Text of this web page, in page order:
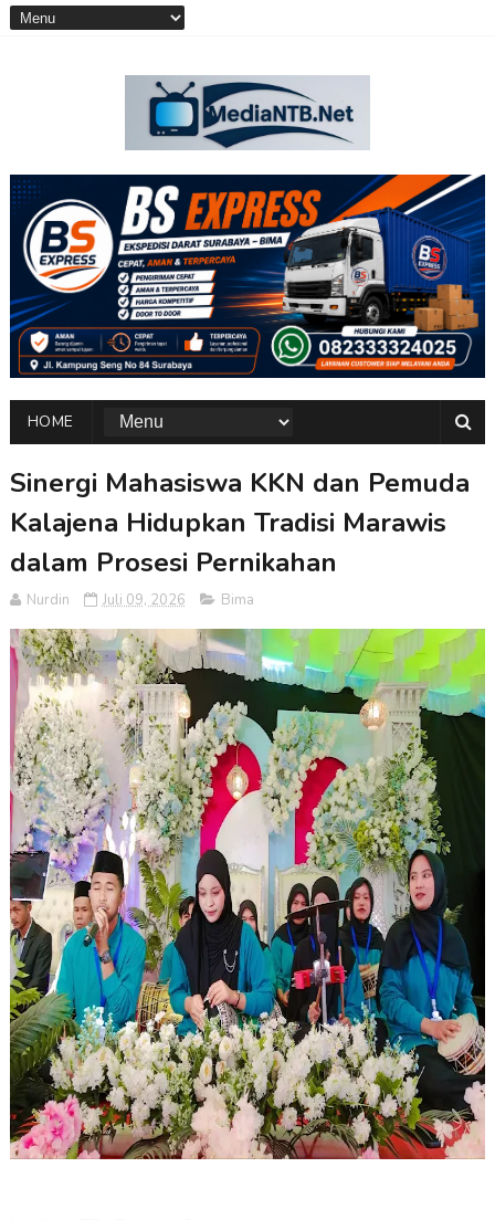
HOME
Sinergi Mahasiswa KKN dan Pemuda
Kalajena Hidupkan Tradisi Marawis
dalam Prosesi Pernikahan
Nurdin Juli 09, 2026 Bima